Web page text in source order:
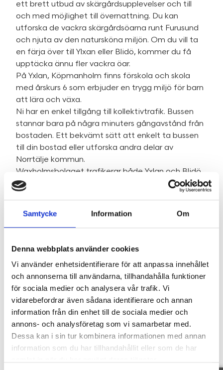
Samtycke Information Om
Denna webbplats använder cookies
Vi använder enhetsidentifierare för att anpassa innehållet
och annonserna till användarna, tillhandahålla funktioner
för sociala medier och analysera vår trafik. Vi
vidarebefordrar även sådana identifierare och annan
information från din enhet till de sociala medier och
annons- och analysföretag som vi samarbetar med.
Dessa kan i sin tur kombinera informationen med annan
information som du har tillhandahållit eller som de har
ett brett utbud av skärgårdsupplevelser och till
och med möjlighet till övernattning. Du kan
utforska de vackra skärgårdsöarna runt Furusund
och njuta av den natursköna miljön. Om du vill ta
en färja över till Ylxan eller Blidö, kommer du få
upptäcka ännu fler vackra öar.
På Yxlan, Köpmanholm finns förskola och skola
med årskurs 6 som erbjuder en trygg miljö för barn
att lära och växa.
Ni har en enkel tillgång till kollektivtrafik. Bussen
stannar bara på några minuters gångavstånd från
bostaden. Ett bekvämt sätt att enkelt ta bussen
till din bostad eller utforska andra delar av
Norrtälje kommun.
Waxholmsbolaget trafikerar både Yxlan och Blidö
och med Ångfartyget Blidösund kan man göra
SE HELA BESKRIVNINGEN
Fakta
SE FAKTA